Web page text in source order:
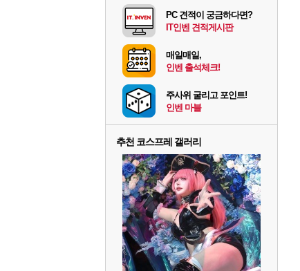
PC 견적이 궁금하다면?
IT인벤 견적게시판
매일매일,
인벤 출석체크!
주사위 굴리고 포인트!
인벤 마블
추천 코스프레 갤러리